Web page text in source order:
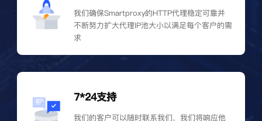
我们确保Smartproxy的HTTP代理稳定可靠并
不断努力扩大代理IP池大小以满足每个客户的需
求
7*24支持
我们的客户可以随时联系我们，我们将响应他